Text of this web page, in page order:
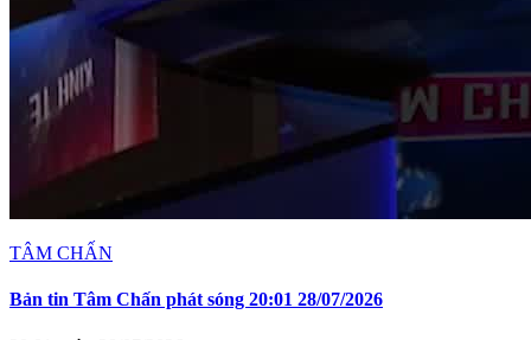
TÂM CHẤN
Bản tin Tâm Chấn phát sóng 20:01 28/07/2026